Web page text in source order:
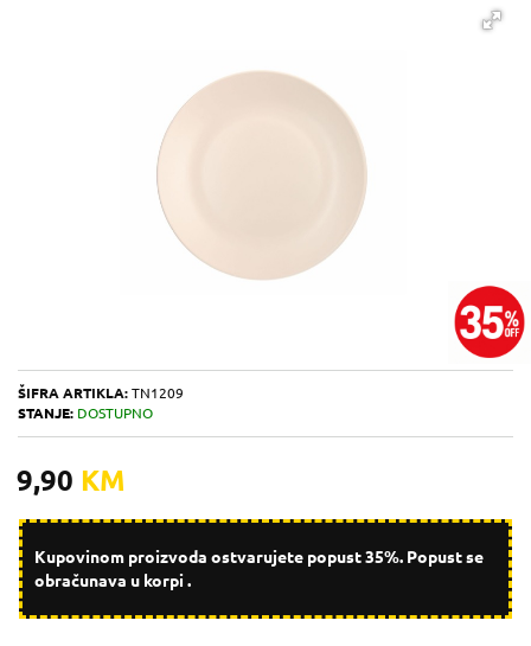
ŠIFRA ARTIKLA: TN1209
STANJE: DOSTUPNO
9,90 KM
Kupovinom proizvoda ostvarujete popust 35%. Popust se
obračunava u korpi .